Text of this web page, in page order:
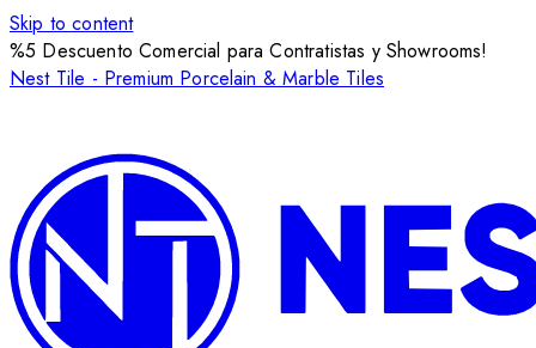
Skip to content
%5 Descuento Comercial para Contratistas y Showrooms!
Nest Tile - Premium Porcelain & Marble Tiles